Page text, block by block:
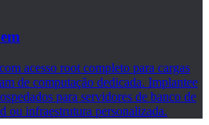
acesso root completo para cargas
de computação dedicada. Implantee
para servidores de banco de
ou infraestrutura personalizada.